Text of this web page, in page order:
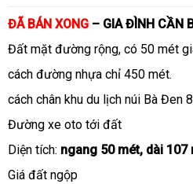
ĐÃ BÁN XONG – GIA ĐÌNH CẦN
Đất mặt đường rộng, có 50 mét
cách đường nhựa chỉ 450 mét.
cách chân khu du lịch núi Bà Đen
Đường xe oto tới đất
Diện tích: ngang 50 mét, dài
Giá đất ngộp